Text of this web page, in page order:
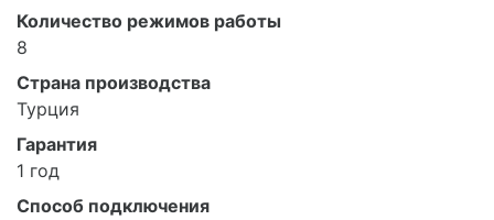
Количество режимов работы
8
Страна производства
Турция
Гарантия
1 год
Способ подключения